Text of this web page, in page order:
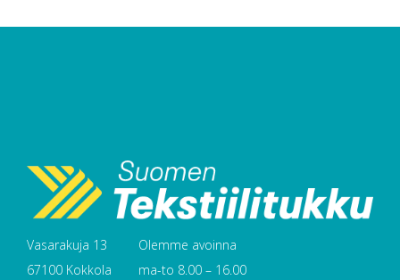
Vasarakuja 13
67100 Kokkola
Olemme avoinna
ma-to 8.00 – 16.00